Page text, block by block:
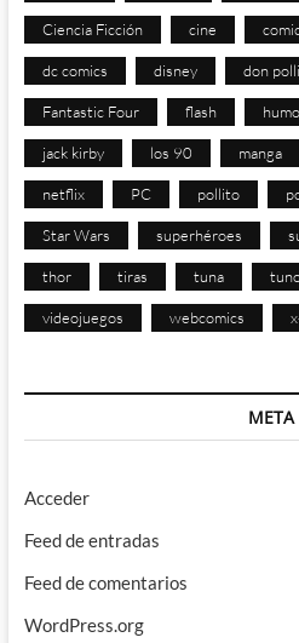
Ciencia Ficción cine
dc comics disney don
Fantastic Four flash
jack kirby los 90 manga
netflix PC pollito
Star Wars superhéroes
thor tiras tuna
videojuegos webcomics
META
Acceder
Feed de entradas
Feed de comentarios
WordPress.org